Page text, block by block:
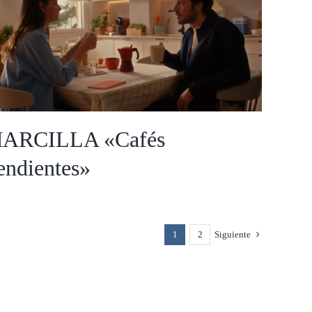
MARCILLA «Cafés
Pendientes»
«Cafés
1 2 Siguiente